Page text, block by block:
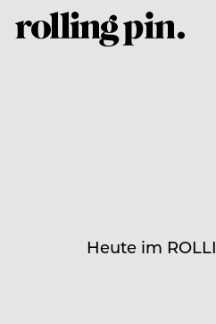
Heute im